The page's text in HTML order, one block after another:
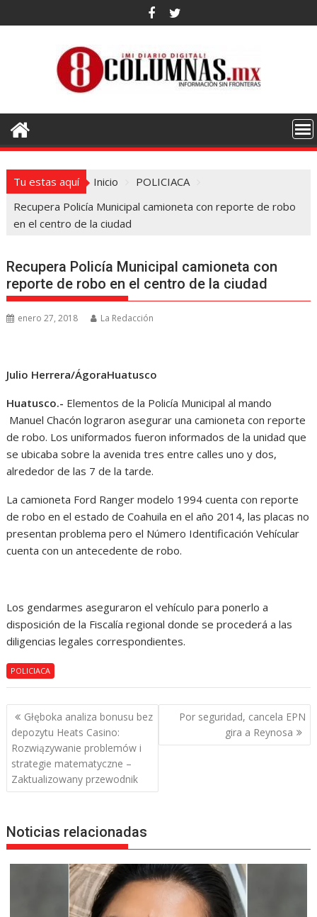
al
Tu estas aquí Inicio
POLICIACA
Recupera Policía Municipal camioneta con reporte de robo
en el centro de la ciudad
Recupera Policía Municipal camioneta con
reporte de robo en el centro de la ciudad
enero 27, 2018 La Redacción
Julio Herrera/ÁgoraHuatusco
Huatusco.- Elementos de la Policía Municipal al mando
Manuel Chacón lograron asegurar una camioneta con reporte
de robo. Los uniformados fueron informados de la unidad que
se ubicaba sobre la avenida tres entre calles uno y dos,
alrededor de las 7 de la tarde.
La camioneta Ford Ranger modelo 1994 cuenta con reporte
de robo en el estado de Coahuila en el año 2014, las placas no
presentan problema pero el Número Identificación Vehícular
cuenta con un antecedente de robo.
Los gendarmes aseguraron el vehículo para ponerlo a
disposición de la Fiscalía regional donde se procederá a las
diligencias legales correspondientes.
POLICIACA
Navegación
de
entradas
Głęboka analiza bonusu bez
depozytu Heats Casino:
Rozwiązywanie problemów i
strategie matematyczne –
Zaktualizowany przewodnik
Por seguridad, cancela EPN
gira a Reynosa
Noticias relacionadas